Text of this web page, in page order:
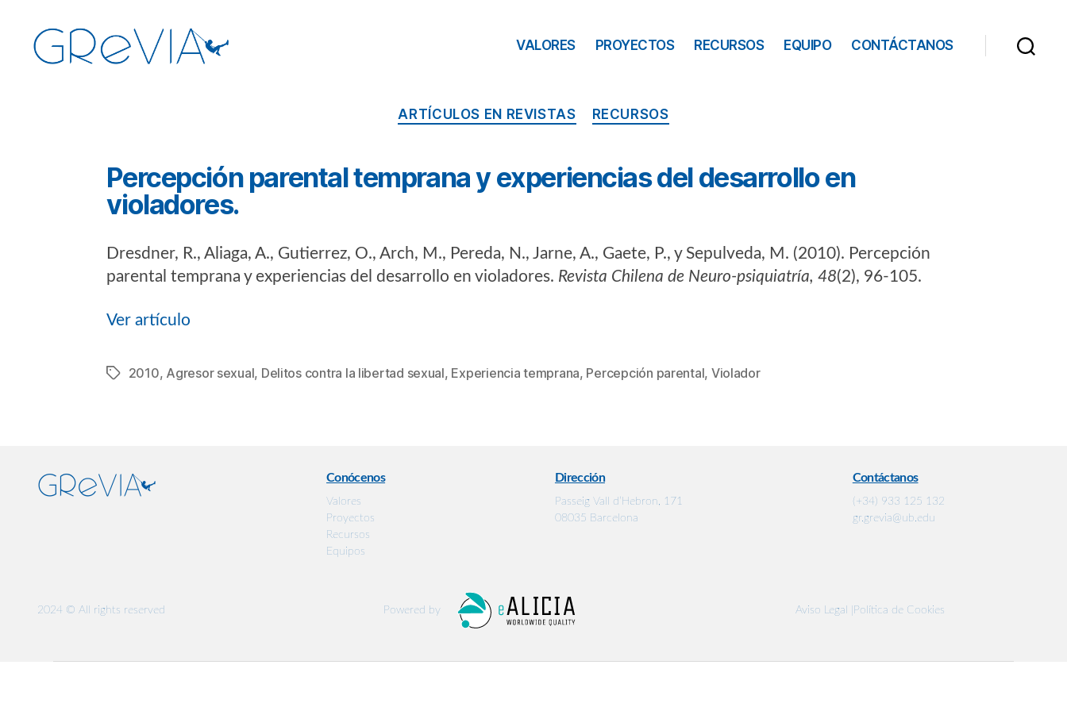
VALORES PROYECTOS RECURSOS EQUIPO CONTÁCTANOS
ARTÍCULOS EN REVISTAS RECURSOS
Percepción parental temprana y experiencias del desarrollo en
violadores.
Dresdner, R., Aliaga, A., Gutierrez, O., Arch, M., Pereda, N., Jarne, A., Gaete, P., y Sepulveda, M. (2010). Percepción
parental temprana y experiencias del desarrollo en violadores. Revista Chilena de Neuro-psiquiatría, 48(2), 96-105.
Ver artículo
Etiquetas
2010, Agresor sexual, Delitos contra la libertad sexual, Experiencia temprana, Percepción parental, Violador
Conócenos
Valores
Proyectos
Recursos
Equipos
Dirección
Passeig Vall d’Hebron, 171
08035 Barcelona
Contáctanos
(+34) 933 125 132
gr.grevia@ub.edu
2024 © All rights reserved Powered by Aviso Legal | Política de Cookies